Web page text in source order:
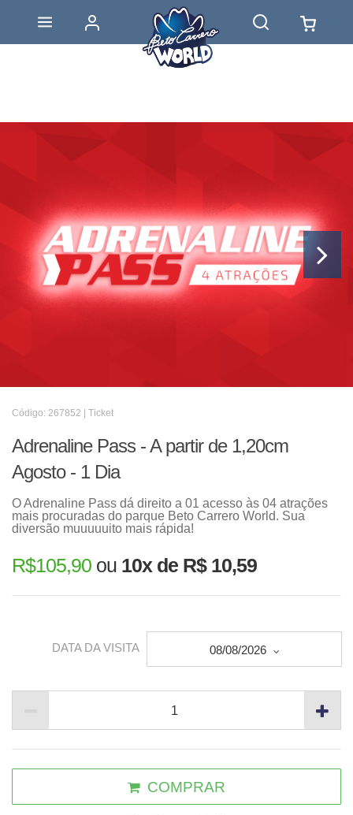
Código: 267852 | Ticket
Adrenaline Pass - A partir de 1,20cm
Agosto - 1 Dia
O Adrenaline Pass dá direito a 01 acesso às 04 atrações
mais procuradas do parque Beto Carrero World. Sua
diversão muuuuuito mais rápida!
R$105,90 ou 10x de R$ 10,59
DATA DA VISITA 08/08/2026
COMPRAR